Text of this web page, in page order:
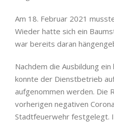
Am 18. Februar 2021
Wieder hatte sich ein
war bereits daran
Nachdem die Ausbildung
konnte der Dienstbetrieb
aufgenommen werden. Die
vorherigen negativen
Stadtfeuerwehr festgelegt.